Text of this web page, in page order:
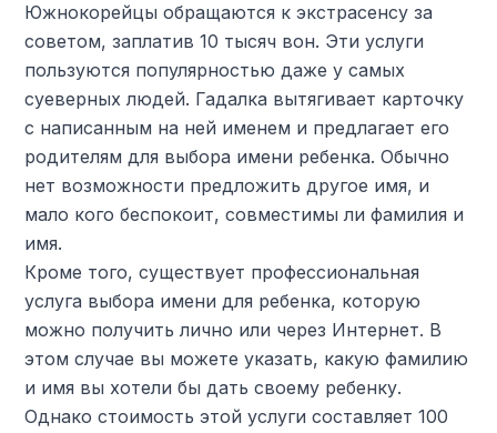
Южнокорейцы обращаются к экстрасенсу за
советом, заплатив 10 тысяч вон. Эти услуги
пользуются популярностью даже у самых
суеверных людей. Гадалка вытягивает карточку
с написанным на ней именем и предлагает его
родителям для выбора имени ребенка. Обычно
нет возможности предложить другое имя, и
мало кого беспокоит, совместимы ли фамилия и
имя.
Кроме того, существует профессиональная
услуга выбора имени для ребенка, которую
можно получить лично или через Интернет. В
этом случае вы можете указать, какую фамилию
и имя вы хотели бы дать своему ребенку.
Однако стоимость этой услуги составляет 100